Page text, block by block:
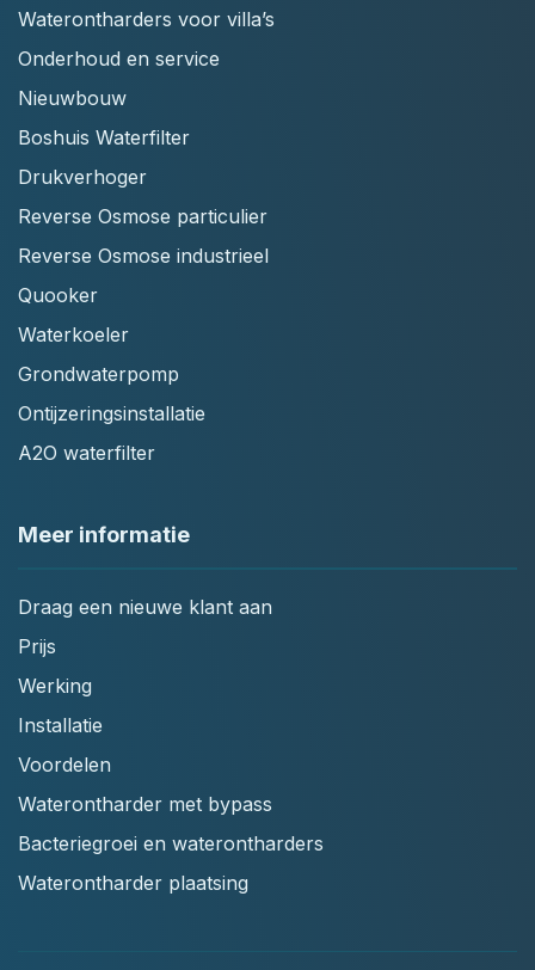
Waterontharders voor villa’s
Onderhoud en service
Nieuwbouw
Boshuis Waterfilter
Drukverhoger
Reverse Osmose particulier
Reverse Osmose industrieel
Quooker
Waterkoeler
Grondwaterpomp
Ontijzeringsinstallatie
A2O waterfilter
Meer informatie
Draag een nieuwe klant aan
Prijs
Werking
Installatie
Voordelen
Waterontharder met bypass
Bacteriegroei en waterontharders
Waterontharder plaatsing